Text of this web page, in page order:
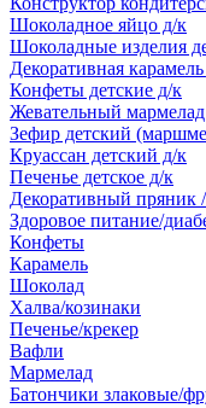
Шоколадное яйцо д/к
Шоколадные изделия
Декоративная
Конфеты детские д/к
Жевательный
Зефир детский
Круассан детский д/к
Печенье детское д/к
Декоративный пряник
Здоровое питание/
Конфеты
Карамель
Шоколад
Халва/козинаки
Печенье/крекер
Вафли
Мармелад
Батончики злаковые/